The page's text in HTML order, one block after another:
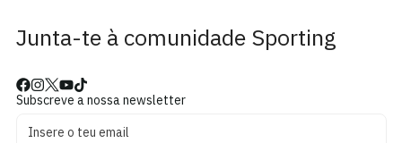
Junta-te à comunidade Sporting
Subscreve a nossa newsletter